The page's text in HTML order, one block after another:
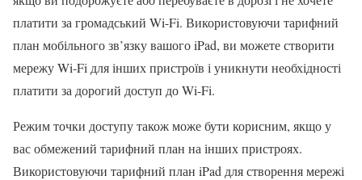
платити за громадський Wi-Fi. Використовуючи тарифний
план мобільного зв’язку вашого iPad, ви можете створити
мережу Wi-Fi для інших пристроїв і уникнути необхідності
платити за дорогий доступ до Wi-Fi.
Режим точки доступу також може бути корисним, якщо у
вас обмежений тарифний план на інших пристроях.
Використовуючи тарифний план iPad для створення мережі